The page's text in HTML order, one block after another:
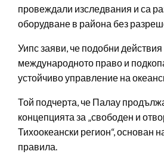
провеждали изследвания и са
оборудване в района без
Уипс заяви, че подобни
международното право и
устойчиво управление на
Той подчерта, че Палау
концепцията за „свободен и
Тихоокеански регион“, основан
правила.